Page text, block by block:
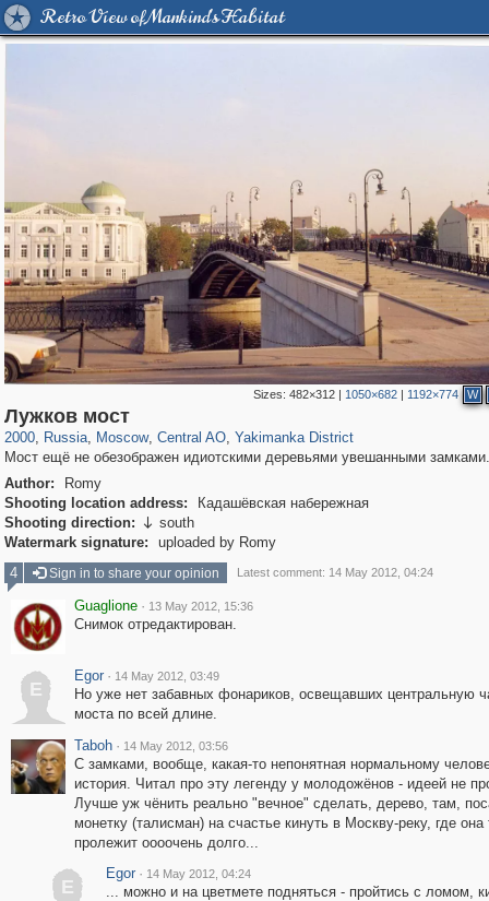
Retro View of Mankind's Habitat
Sizes:482×312 | 1050×682 | 1192×774 W
Лужков мост
2000, Russia
1,406,514
, Moscow
319,780 8,286
, Central AO
159,978
, Yakimanka District
Мост ещё не обезображен идиотскими деревьями увешанными замками.
Author:
Romy
Shooting location address:
Кадашёвская набережная
Shooting direction:  south
Watermark signature:
uploaded by Romy
4
Sign in to share your opinion Latest comment: 14 May 2012, 04:24
Guaglione · 13 May 2012, 15:36
Снимок отредактирован.
E
Egor · 14 May 2012, 03:49
Но уже нет забавных фонариков, освещавших центральную
моста по всей длине.
Taboh · 14 May 2012, 03:56
С замками, вообще, какая-то непонятная нормальному
история. Читал про эту легенду у молодожёнов - идеей не
Лучше уж чёнить реально "вечное" сделать, дерево, там,
монетку (талисман) на счастье кинуть в Москву-реку, где она
пролежит оооочень долго...
E
Egor · 14 May 2012, 04:24
... можно и на цветмете подняться - пройтись с ломом,